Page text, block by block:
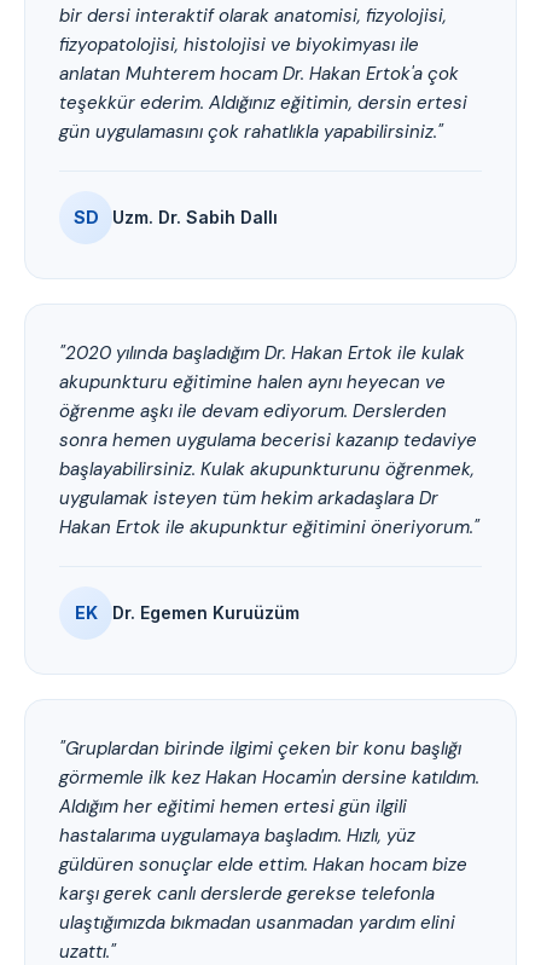
bir dersi interaktif olarak anatomisi, fizyolojisi,
fizyopatolojisi, histolojisi ve biyokimyası ile
anlatan Muhterem hocam Dr. Hakan Ertok'a çok
teşekkür ederim. Aldığınız eğitimin, dersin ertesi
gün uygulamasını çok rahatlıkla yapabilirsiniz."
SD Uzm. Dr. Sabih Dallı
"2020 yılında başladığım Dr. Hakan Ertok ile kulak
akupunkturu eğitimine halen aynı heyecan ve
öğrenme aşkı ile devam ediyorum. Derslerden
sonra hemen uygulama becerisi kazanıp tedaviye
başlayabilirsiniz. Kulak akupunkturunu öğrenmek,
uygulamak isteyen tüm hekim arkadaşlara Dr
Hakan Ertok ile akupunktur eğitimini öneriyorum."
EK Dr. Egemen Kuruüzüm
"Gruplardan birinde ilgimi çeken bir konu başlığı
görmemle ilk kez Hakan Hocam'ın dersine katıldım.
Aldığım her eğitimi hemen ertesi gün ilgili
hastalarıma uygulamaya başladım. Hızlı, yüz
güldüren sonuçlar elde ettim. Hakan hocam bize
karşı gerek canlı derslerde gerekse telefonla
ulaştığımızda bıkmadan usanmadan yardım elini
uzattı."